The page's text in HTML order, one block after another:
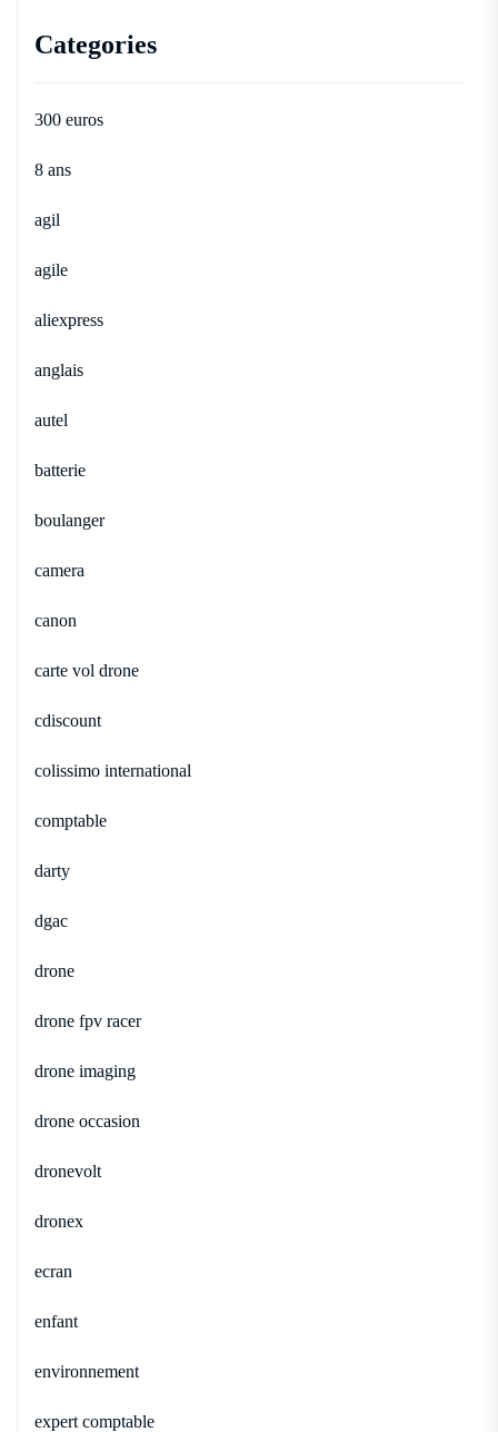
Categories
300 euros
8 ans
agil
agile
aliexpress
anglais
autel
batterie
boulanger
camera
canon
carte vol drone
cdiscount
colissimo international
comptable
darty
dgac
drone
drone fpv racer
drone imaging
drone occasion
dronevolt
dronex
ecran
enfant
environnement
expert comptable